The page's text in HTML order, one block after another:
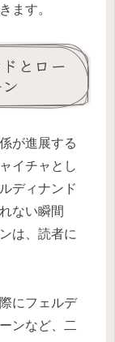
ます。
とロー
が進展する
イチャとし
ディナンド
ない瞬間
は、読者に
にフェルデ
ンなど、二